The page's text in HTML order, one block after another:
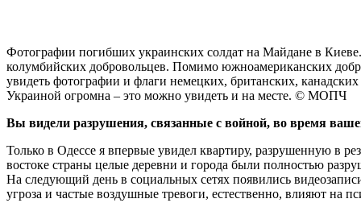
Фотографии погибших украинских солдат на Майдане в
колумбийских добровольцев. Помимо южноамериканских
увидеть фотографии и флаги немецких, британских,
Украиной огромна – это можно увидеть и на месте. © МОПЧ
Вы видели разрушения, связанные с войной, во время
Только в Одессе я впервые увидел квартиру, разрушенную в
востоке страны целые деревни и города были полностью
На следующий день в социальных сетях появились
угроза и частые воздушные тревоги, естественно, влияют на